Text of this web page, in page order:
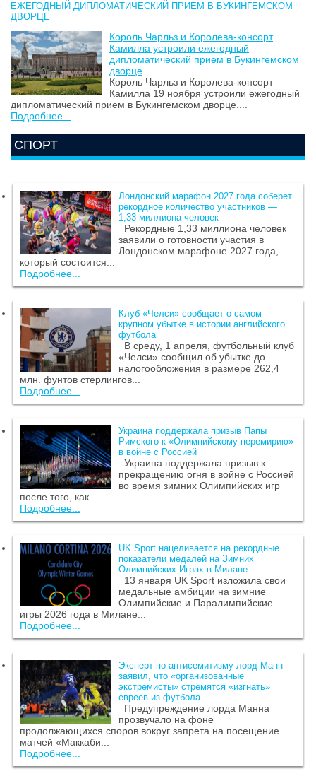
ЕЖЕГОДНЫЙ ДИПЛОМАТИЧЕСКИЙ ПРИЕМ В БУКИНГЕМСКОМ
ДВОРЦЕ
Король Чарльз и Королева-консорт
Камилла устроили ежегодный
дипломатический прием в Букингемском
дворце
Король Чарльз и Королева-консорт
Камилла 19 ноября устроили ежегодный
дипломатический прием в Букингемском дворце....
Подробнее...
СПОРТ
Лондонский марафон 2027 года соберет
рекордное количество участников —
1,33 миллиона человек
Рекордные 1,33 миллиона человек
заявили о готовности участия в
Лондонском марафоне 2027 года,
который состоится...
Подробнее...
Клуб «Челси» сообщает о самом
крупном убытке в истории английского
футбола
В среду, 1 апреля, футбольный клуб
«Челси» сообщил об убытке до
налогообложения в размере 262,4
млн. фунтов стерлингов...
Подробнее...
Украина поддержала призыв Папы
Римского к «Олимпийскому перемирию»
в войне с Россией
Украина поддержала призыв к
прекращению огня в войне с Россией
во время зимних Олимпийских игр
после того, как...
Подробнее...
UK Sport нацеливается на рекордные
показатели медалей на Зимних
Олимпийских Играх в Милане
13 января UK Sport изложила свои
медальные амбиции на зимние
Олимпийские и Паралимпийские
игры 2026 года в Милане...
Подробнее...
Эксперт по антисемитизму лорд Манн
заявил, что «организованные
экстремисты» стремятся «изгнать»
евреев из футбола
Предупреждение лорда Манна
прозвучало на фоне
продолжающихся споров вокруг запрета на посещение
матчей «Маккаби...
Подробнее...